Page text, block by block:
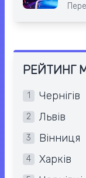
РЕЙТИНГ
1 Чернігів
2 Львів
3 Вінниця
4 Харків